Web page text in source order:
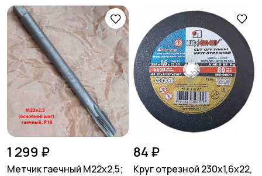
1 299 ₽
Метчик гаечный М22х2,5;
84 ₽
Круг отрезной 230х1,6х22,